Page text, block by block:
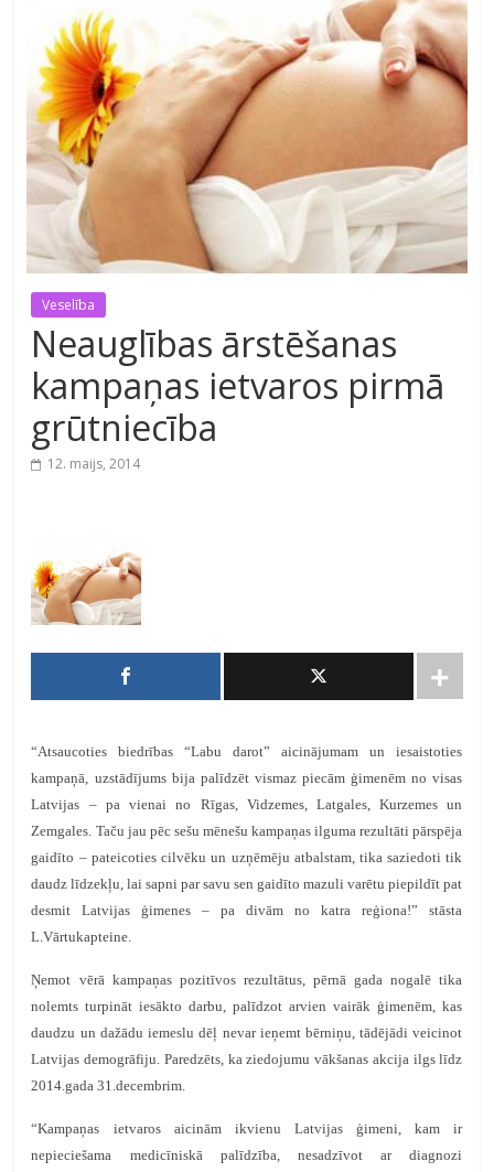
Veselība
Neauglības ārstēšanas
kampaņas ietvaros pirmā
grūtniecība
12. maijs, 2014
“Atsaucoties biedrības “Labu darot” aicinājumam un iesaistoties
kampaņā, uzstādījums bija palīdzēt vismaz piecām ģimenēm no visas
Latvijas – pa vienai no Rīgas, Vidzemes, Latgales, Kurzemes un
Zemgales. Taču jau pēc sešu mēnešu kampaņas ilguma rezultāti pārspēja
gaidīto – pateicoties cilvēku un uzņēmēju atbalstam, tika saziedoti tik
daudz līdzekļu, lai sapni par savu sen gaidīto mazuli varētu piepildīt pat
desmit Latvijas ģimenes – pa divām no katra reģiona!” stāsta
L.Vārtukapteine.
Ņemot vērā kampaņas pozitīvos rezultātus, pērnā gada nogalē tika
nolemts turpināt iesākto darbu, palīdzot arvien vairāk ģimenēm, kas
daudzu un dažādu iemeslu dēļ nevar ieņemt bērniņu, tādējādi veicinot
Latvijas demogrāfiju. Paredzēts, ka ziedojumu vākšanas akcija ilgs līdz
2014.gada 31.decembrim.
“Kampaņas ietvaros aicinām ikvienu Latvijas ģimeni, kam ir
nepieciešama medicīniskā palīdzība, nesadzīvot ar diagnozi